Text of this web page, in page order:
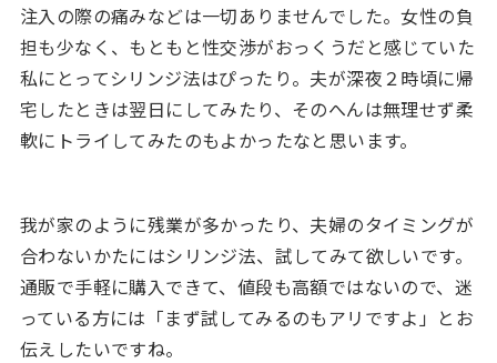
注入の際の痛みなどは一切ありませんでした。女性の負
担も少なく、もともと性交渉がおっくうだと感じていた
私にとってシリンジ法はぴったり。夫が深夜２時頃に帰
宅したときは翌日にしてみたり、そのへんは無理せず柔
軟にトライしてみたのもよかったなと思います。
我が家のように残業が多かったり、夫婦のタイミングが
合わないかたにはシリンジ法、試してみて欲しいです。
通販で手軽に購入できて、値段も高額ではないので、迷
っている方には「まず試してみるのもアリですよ」とお
伝えしたいですね。